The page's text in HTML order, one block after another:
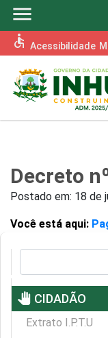
menu
accessible Acessibilidade
Decreto
Postado em: 18 de
Você está aqui:
pan_tool CIDADÃO
Extrato I.P.T.U